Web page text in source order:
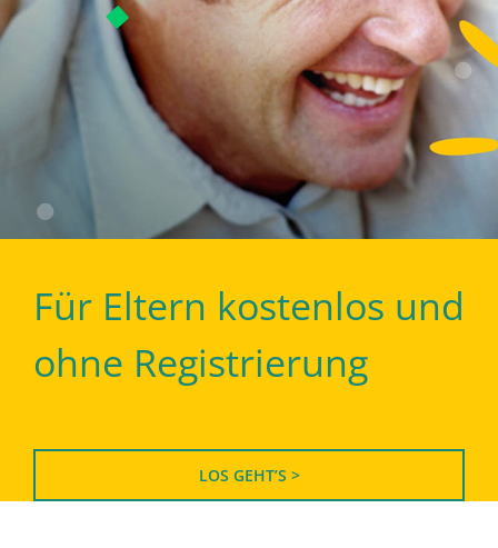
Für Eltern kostenlos und
ohne Registrierung
LOS GEHT’S >